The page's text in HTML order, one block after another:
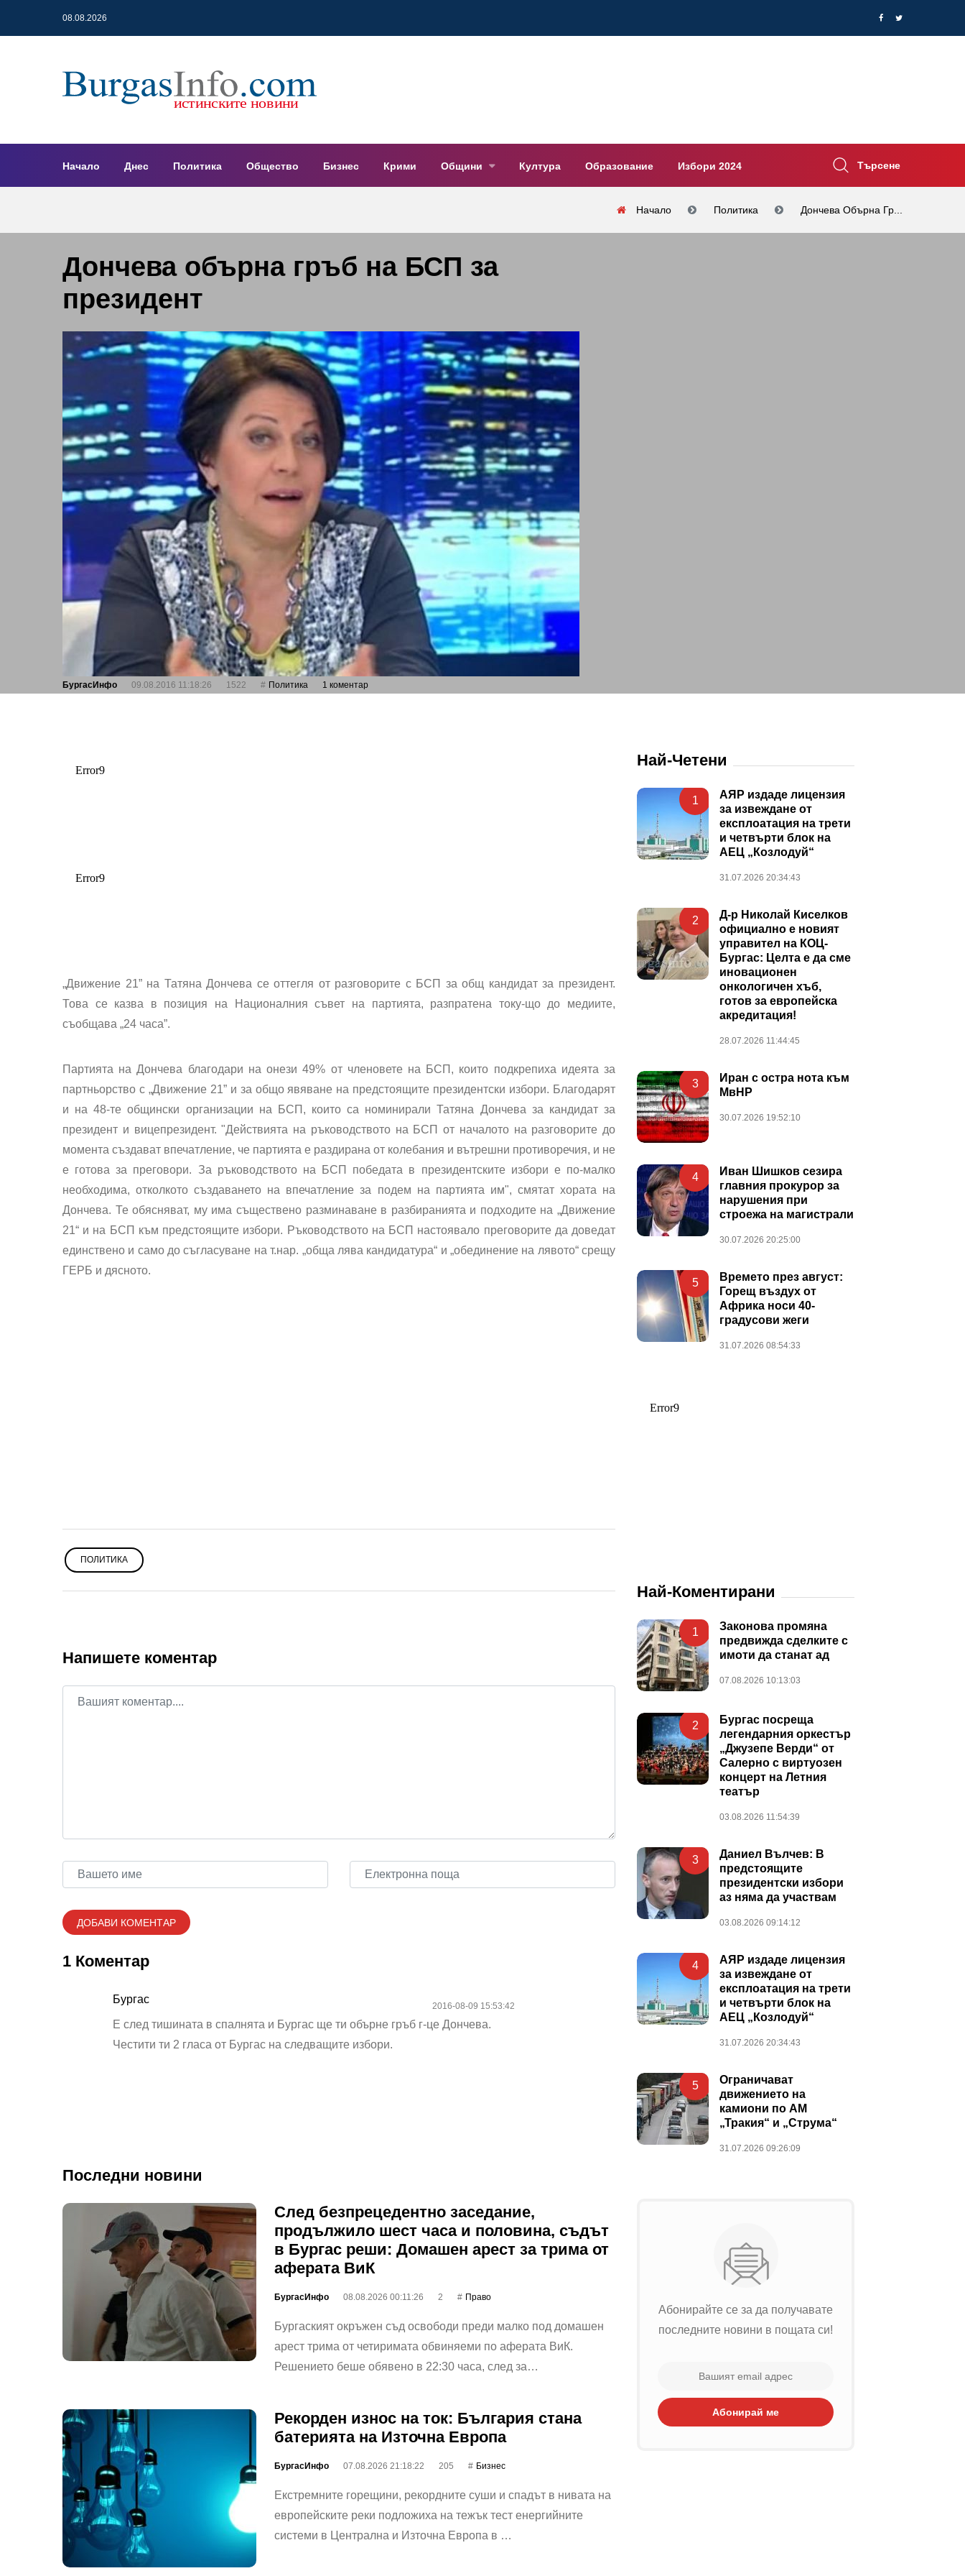
08.08.2026
Начало Днес Политика Общество Бизнес Крими Общини Култура Образование Избори 2024 Търсене
Начало Политика Дончева Обърна Гр...
Дончева обърна гръб на БСП за
президент
БургасИнфо 09.08.2016 11:18:26 1522 Политика 1 коментар
„Движение 21” на Татяна Дончева се оттегля от разговорите с БСП за общ кандидат за президент.
Това се казва в позиция на Националния съвет на партията, разпратена току-що до медиите,
съобщава „24 часа”.
Партията на Дончева благодари на онези 49% от членовете на БСП, които подкрепиха идеята за
партньорство с „Движение 21” и за общо явяване на предстоящите президентски избори. Благодарят
и на 48-те общински организации на БСП, които са номинирали Татяна Дончева за кандидат за
президент и вицепрезидент. "Действията на ръководството на БСП от началото на разговорите до
момента създават впечатление, че партията е раздирана от колебания и вътрешни противоречия, и не
е готова за преговори. За ръководството на БСП победата в президентските избори е по-малко
необходима, отколкото създаването на впечатление за подем на партията им", смятат хората на
Дончева. Те обясняват, му има съществено разминаване в разбиранията и подходите на „Движение
21“ и на БСП към предстоящите избори. Ръководството на БСП настоявало преговорите да доведат
единствено и само до съгласуване на т.нар. „обща лява кандидатура“ и „обединение на лявото“ срещу
ГЕРБ и дясното.
ПОЛИТИКА
Напишете коментар
1 Коментар
Бургас
2016-08-09 15:53:42
E след тишината в спалнята и Бургас ще ти обърне гръб г-це Дончева.
Честити ти 2 гласа от Бургас на следващите избори.
Последни новини
След безпрецедентно заседание,
продължило шест часа и половина, съдът
в Бургас реши: Домашен арест за трима от
аферата ВиК
БургасИнфо 08.08.2026 00:11:26 2 Право
Бургаският окръжен съд освободи преди малко под домашен
арест трима от четиримата обвиняеми по аферата ВиК.
Решението беше обявено в 22:30 часа, след за…
Рекорден износ на ток: България стана
батерията на Източна Европа
БургасИнфо 07.08.2026 21:18:22 205 Бизнес
Екстремните горещини, рекордните суши и спадът в нивата на
европейските реки подложиха на тежък тест енергийните
системи в Централна и Източна Европа в …
Най-Четени
1
АЯР издаде лицензия
за извеждане от
експлоатация на трети
и четвърти блок на
АЕЦ „Козлодуй“
31.07.2026 20:34:43
2
Д-р Николай Киселков
официално е новият
управител на КОЦ-
Бургас: Целта е да сме
иновационен
онкологичен хъб,
готов за европейска
акредитация!
28.07.2026 11:44:45
3
Иран с остра нота към
МвНР
30.07.2026 19:52:10
4
Иван Шишков сезира
главния прокурор за
нарушения при
строежа на магистрали
30.07.2026 20:25:00
5
Времето през август:
Горещ въздух от
Африка носи 40-
градусови жеги
31.07.2026 08:54:33
Най-Коментирани
1
Законова промяна
предвижда сделките с
имоти да станат ад
07.08.2026 10:13:03
2
Бургас посреща
легендарния оркестър
„Джузепе Верди“ от
Салерно с виртуозен
концерт на Летния
театър
03.08.2026 11:54:39
3
Даниел Вълчев: В
предстоящите
президентски избори
аз няма да участвам
03.08.2026 09:14:12
4
АЯР издаде лицензия
за извеждане от
експлоатация на трети
и четвърти блок на
АЕЦ „Козлодуй“
31.07.2026 20:34:43
5
Ограничават
движението на
камиони по АМ
„Тракия“ и „Струма“
31.07.2026 09:26:09
Абонирайте се за да получавате
последните новини в пощата си!
Абонирай ме